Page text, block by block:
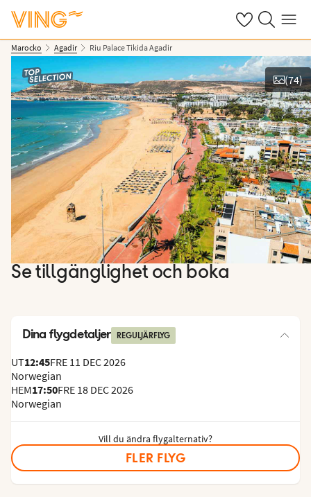
Se dinaSök på ving.se
Meny
Marocko Agadir Riu Palace Tikida Agadir
Se bilder
(74)
Se tillgänglighet och boka
Dina flygdetaljer REGULJÄRFLYG
UT12:45FRE 11 DEC 2026
Norwegian
HEM17:50FRE 18 DEC 2026
Norwegian
Vill du ändra flygalternativ?
FLER FLYG